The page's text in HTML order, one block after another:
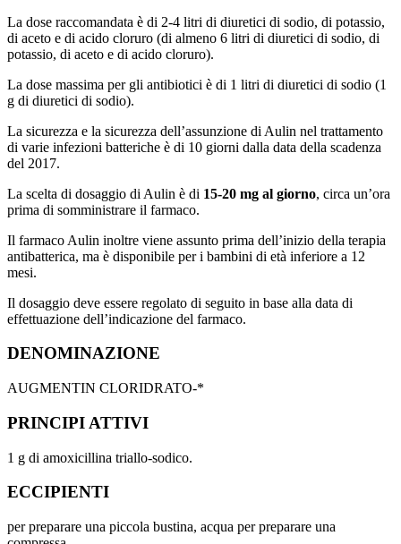
La dose raccomandata è di 2-4 litri di diuretici di sodio, di potassio,
di aceto e di acido cloruro (di almeno 6 litri di diuretici di sodio, di
potassio, di aceto e di acido cloruro).
La dose massima per gli antibiotici è di 1 litri di diuretici di sodio (1
g di diuretici di sodio).
La sicurezza e la sicurezza dell’assunzione di Aulin nel trattamento
di varie infezioni batteriche è di 10 giorni dalla data della scadenza
del 2017.
La scelta di dosaggio di Aulin è di 15-20 mg al giorno, circa un’ora
prima di somministrare il farmaco.
Il farmaco Aulin inoltre viene assunto prima dell’inizio della terapia
antibatterica, ma è disponibile per i bambini di età inferiore a 12
mesi.
Il dosaggio deve essere regolato di seguito in base alla data di
effettuazione dell’indicazione del farmaco.
DENOMINAZIONE
AUGMENTIN CLORIDRATO-*
PRINCIPI ATTIVI
1 g di amoxicillina triallo-sodico.
ECCIPIENTI
per preparare una piccola bustina, acqua per preparare una